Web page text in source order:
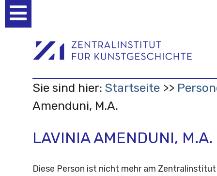
Werkzeuge
Sie sind hier: Startseite
Amenduni, M.A.
LAVINIA AMENDUNI, M.A.
Diese Person ist nicht mehr am